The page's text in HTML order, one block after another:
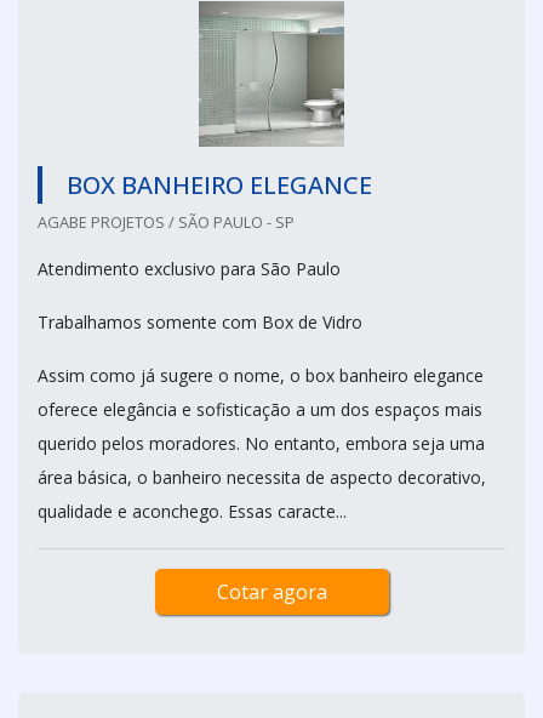
BOX BANHEIRO ELEGANCE
AGABE PROJETOS / SÃO PAULO - SP
Atendimento exclusivo para São Paulo
Trabalhamos somente com Box de Vidro
Assim como já sugere o nome, o box banheiro elegance
oferece elegância e sofisticação a um dos espaços mais
querido pelos moradores. No entanto, embora seja uma
área básica, o banheiro necessita de aspecto decorativo,
qualidade e aconchego. Essas caracte...
Cotar agora